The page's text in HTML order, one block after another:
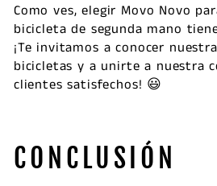
Como ves, elegir Movo Novo
bicicleta de segunda mano
¡Te invitamos a conocer
bicicletas y a unirte a nuestra
clientes satisfechos! 😃
CONCLUSIÓN